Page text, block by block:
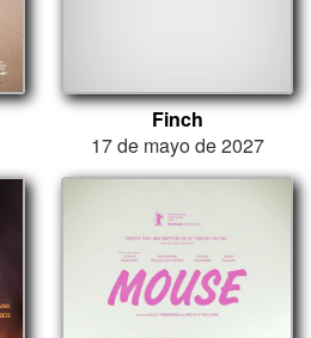
Finch
17 de mayo de 2027